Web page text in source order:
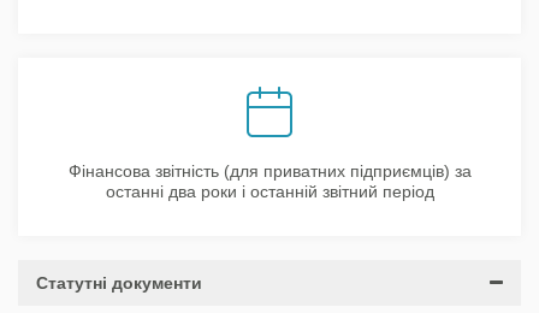
Фінансова звітність (для приватних підприємців) за
останні два роки і останній звітний період
Статутні документи